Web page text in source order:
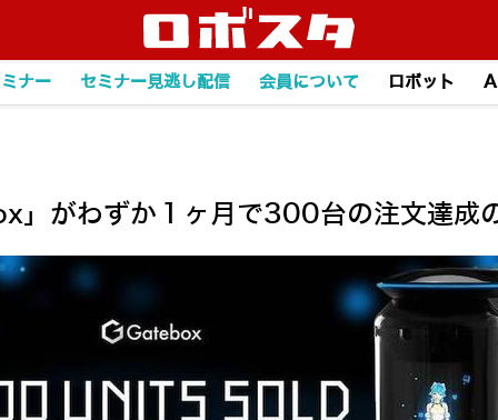
ナー セミナー見逃し配信 会員について ロボット AI
」がわずか１ヶ月で300台の注文達成